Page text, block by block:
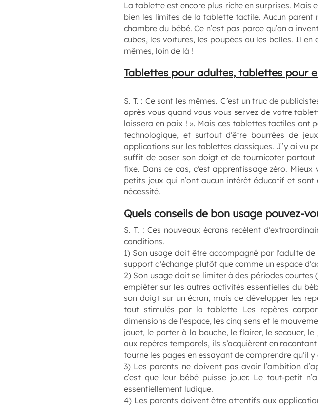
La tablette est encore plus riche en surprises. Mais
bien les limites de la tablette tactile. Aucun parent
chambre du bébé. Ce n’est pas parce qu’on a
cubes, les voitures, les poupées ou les balles. Il
mêmes, loin de là !
Tablettes pour adultes, tablettes pour
S. T. : Ce sont les mêmes. C’est un truc de
après vous quand vous vous servez de votre
laissera en paix ! ». Mais ces tablettes tactiles ont
technologique, et surtout d’être bourrées de
applications sur les tablettes classiques. J’y ai vu
suffit de poser son doigt et de tournicoter partout
fixe. Dans ce cas, c’est apprentissage zéro.
petits jeux qui n’ont aucun intérêt éducatif et sont
nécessité.
Quels conseils de bon usage pouvez-
S. T. : Ces nouveaux écrans recèlent
conditions.
1) Son usage doit être accompagné par l’adulte
support d’échange plutôt que comme un espace
2) Son usage doit se limiter à des périodes courtes
empiéter sur les autres activités essentielles du
son doigt sur un écran, mais de développer les
tout stimulés par la tablette. Les repères
dimensions de l’espace, les cinq sens et le
jouet, le porter à la bouche, le flairer, le secouer,
aux repères temporels, ils s’acquièrent en
tourne les pages en essayant de comprendre qu’il
3) Les parents ne doivent pas avoir l’ambition
c’est que leur bébé puisse jouer. Le tout-petit
essentiellement ludique.
4) Les parents doivent être attentifs aux